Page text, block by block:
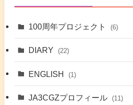
100周年プロジェクト (6)
DIARY (22)
ENGLISH (1)
JA3CGZプロフィール (11)